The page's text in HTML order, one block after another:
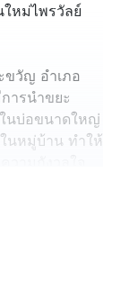
หม่ไพรวัลย์
ขวัญ อำเภอ
ารนำขยะ
นบ่อขนาดใหญ่
นหมู่บ้าน ทำให้
ละมีสารพิษ